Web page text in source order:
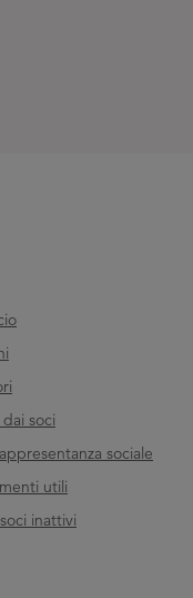
soci
sociale
utili
inattivi